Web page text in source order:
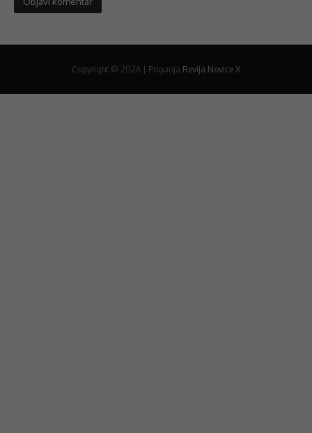
Copyright © 2026 | Poganja Revija Novice X